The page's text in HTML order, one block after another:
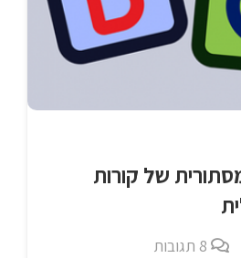
של קורות
8 תגובות